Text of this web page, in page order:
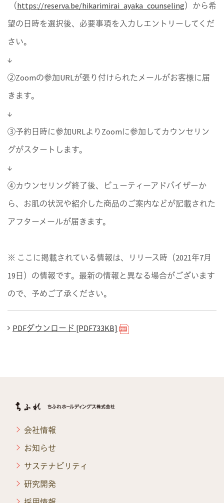
（https://reserva.be/hikarimirai_ayaka_counseling）から希
望の日時を選択後、必要事項を入力しエントリーしてくだ
さい。
↓
②Zoomの参加URLが張り付けられたメールがお客様に届
きます。
↓
③予約日時に参加URLよりZoomに参加してカウンセリン
グがスタートします。
↓
④カウンセリング終了後、ビューティーアドバイザーか
ら、お肌の状況や紹介した商品のご案内などが記載された
アフターメールが届きます。
※ ここに掲載されている情報は、リリース時（2021年7月
19日）の情報です。最新の情報と異なる場合がございます
ので、予めご了承ください。
PDFダウンロード [PDF733KB]
会社情報
お知らせ
サステナビリティ
研究開発